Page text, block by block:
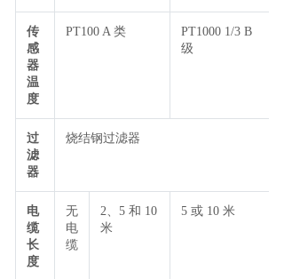
传
感
器
温
度
PT100 A 类
PT1000 1/3 B
级
过
滤
器
烧结钢过滤器
电
缆
长
度
无
电
缆
2、5 和 10
米
5 或 10 米